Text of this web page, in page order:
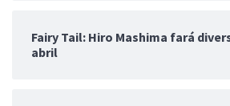
Fairy Tail: Hiro Mashima fará
abril